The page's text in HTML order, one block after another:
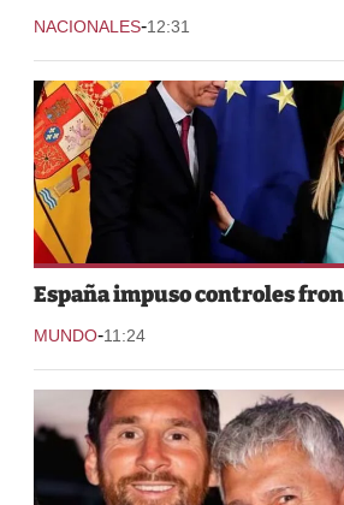
NACIONALES-12:31
España impuso controles
MUNDO-11:24